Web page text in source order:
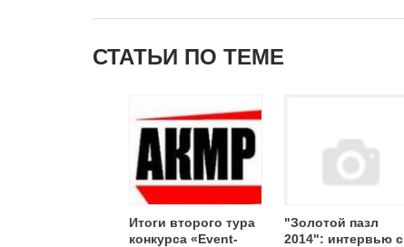
СТАТЬИ ПО ТЕМЕ
Итоги второго тура
конкурса «Event-
"Золотой пазл
2014": интервью с